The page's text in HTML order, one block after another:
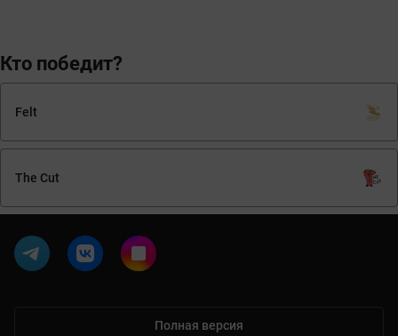
Кто победит?
Felt
The Cut
Полная версия